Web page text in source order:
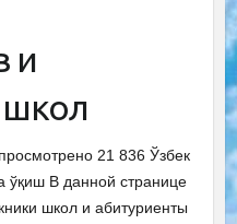
и
школ
21 836 Ўзбек
ўқиш В данной странице
школ и абитуриенты